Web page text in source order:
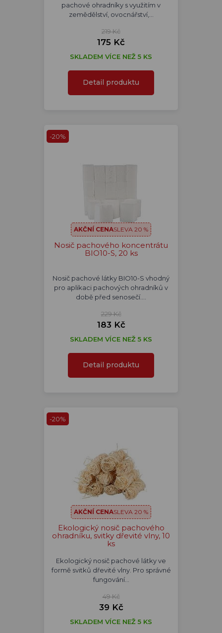
pachové ohradníky s využitím v
zemědělství, ovocnářství,…
219 Kč
175 Kč
SKLADEM VÍCE NEŽ 5 KS
Detail produktu
-20%
AKČNÍ CENASLEVA 20 %
Nosič pachového koncentrátu
BIO10-S, 20 ks
Nosič pachové látky BIO10-S vhodný
pro aplikaci pachových ohradníků v
době před senosečí.…
229 Kč
183 Kč
SKLADEM VÍCE NEŽ 5 KS
Detail produktu
-20%
AKČNÍ CENASLEVA 20 %
Ekologický nosič pachového
ohradníku, svitky dřevité vlny, 10
ks
Ekologický nosič pachové látky ve
formě svitků dřevité vlny. Pro správné
fungování…
49 Kč
39 Kč
SKLADEM VÍCE NEŽ 5 KS